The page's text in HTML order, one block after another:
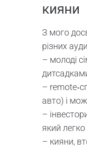
кияни
З мого
різних
– молоді
–
авто) і
–
який
– кияни,